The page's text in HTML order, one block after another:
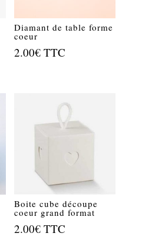
Diamant de table forme
coeur
2.00€ TTC
Boite cube découpe
coeur grand format
2.00€ TTC